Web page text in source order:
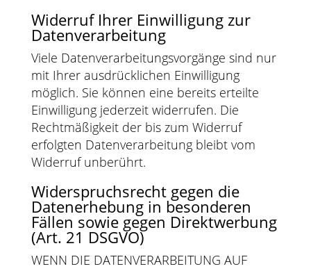
Widerruf Ihrer Einwilligung zur
Datenverarbeitung
Viele Datenverarbeitungsvorgänge sind nur
mit Ihrer ausdrücklichen Einwilligung
möglich. Sie können eine bereits erteilte
Einwilligung jederzeit widerrufen. Die
Rechtmäßigkeit der bis zum Widerruf
erfolgten Datenverarbeitung bleibt vom
Widerruf unberührt.
Widerspruchsrecht gegen die
Datenerhebung in besonderen
Fällen sowie gegen Direktwerbung
(Art. 21 DSGVO)
WENN DIE DATENVERARBEITUNG AUF